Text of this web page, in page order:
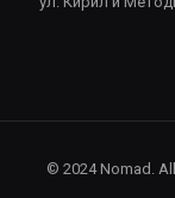
© 2024 Nomad.